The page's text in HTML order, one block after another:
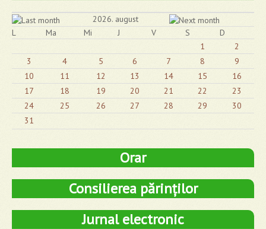
2026. august
L
Ma Mi J V S
D
1
2
3
4 5 6 7 8
9
10
11 12 13 14 15
16
17
18 19 20 21 22
23
24
25 26 27 28 29
30
31
Orar
Consilierea părinților
Jurnal electronic